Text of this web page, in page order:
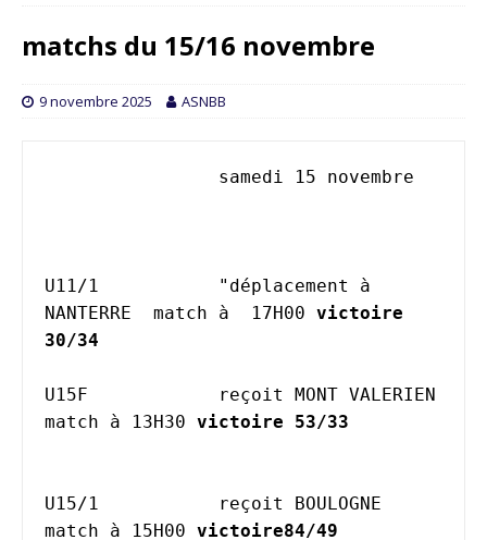
matchs du 15/16 novembre
9 novembre 2025 ASNBB
U11/1		"déplacement à
NANTERRE  match à  17H00 victoire
U15F		reçoit MONT VALERIEN
match à 13H30 victoire 53/33
U15/1		reçoit BOULOGNE
match à 15H00